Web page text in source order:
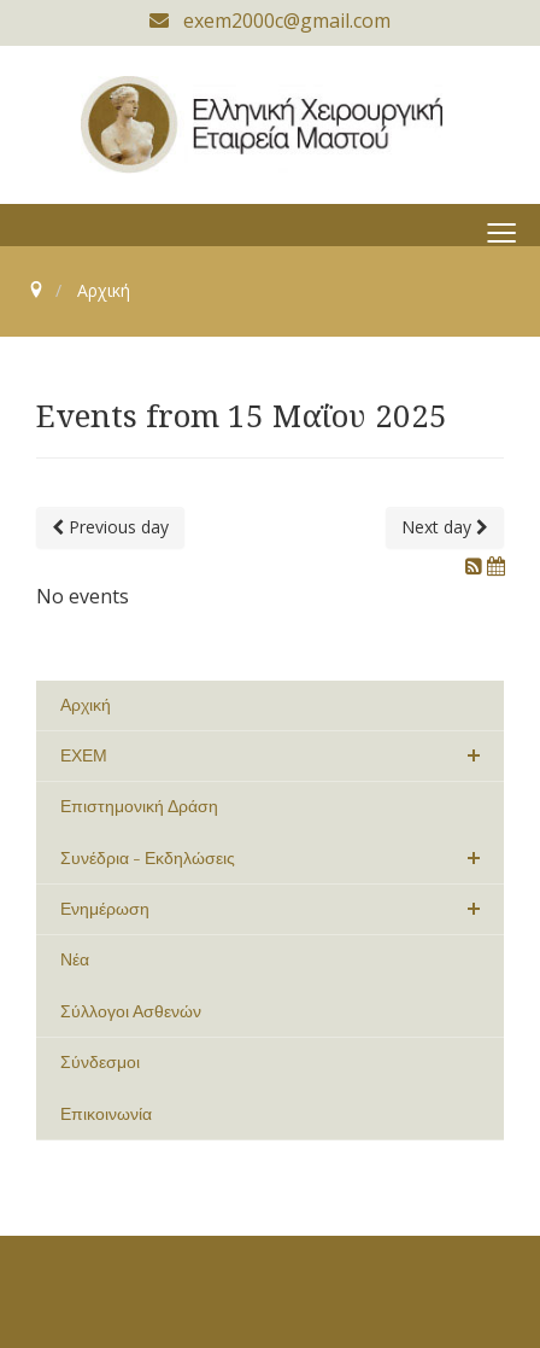
exem2000c@gmail.com
≡
Αρχική
Events from 15 Μαΐου 2025
Previous day Next day
No events
Αρχική
ΕΧΕΜ
Επιστημονική Δράση
Συνέδρια - Εκδηλώσεις
Ενημέρωση
Νέα
Σύλλογοι Ασθενών
Σύνδεσμοι
Επικοινωνία